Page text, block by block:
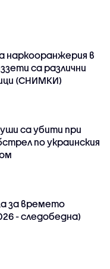
наркооранжерия в
са различни
(СНИМКИ)
са убити при
по украинския
за времето
- следобедна)